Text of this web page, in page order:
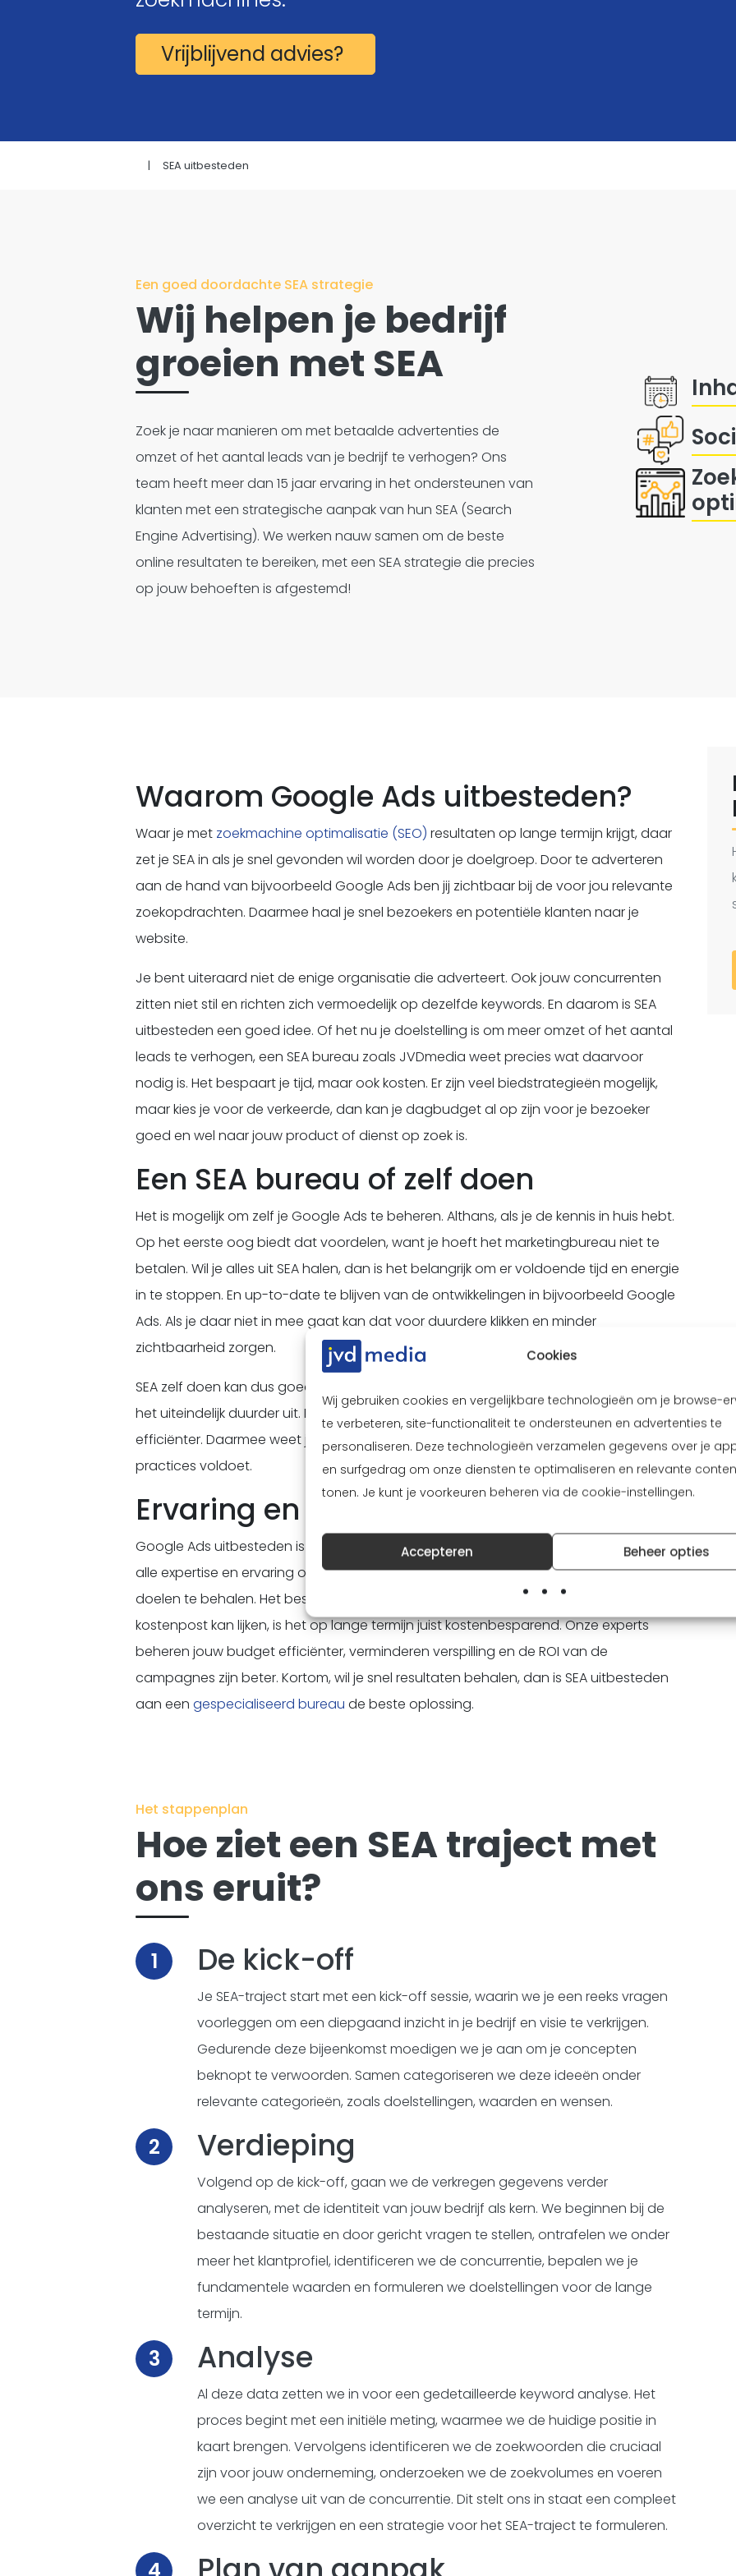
Cookies
Wij gebruiken cookies en vergelijkbare technologieën om je browse-
te verbeteren, site-functionaliteit te ondersteunen en advertenties te
personaliseren. Deze technologieën verzamelen gegevens over je
en surfgedrag om onze diensten te optimaliseren en relevante
tonen. Je kunt je voorkeuren beheren via de cookie-instellingen.
Accepteren Beheer opties
Vrijblijvend advies?
| SEA uitbesteden
Een goed doordachte SEA strategie
Wij helpen je bedrijf
groeien met SEA
Zoek je naar manieren om met betaalde advertenties de
omzet of het aantal leads van je bedrijf te verhogen? Ons
team heeft meer dan 15 jaar ervaring in het ondersteunen van
klanten met een strategische aanpak van hun SEA (Search
Engine Advertising). We werken nauw samen om de beste
online resultaten te bereiken, met een SEA strategie die precies
op jouw behoeften is afgestemd!
Waarom Google Ads uitbesteden?
Waar je met zoekmachine optimalisatie (SEO) resultaten op lange termijn krijgt, daar
zet je SEA in als je snel gevonden wil worden door je doelgroep. Door te adverteren
aan de hand van bijvoorbeeld Google Ads ben jij zichtbaar bij de voor jou relevante
zoekopdrachten. Daarmee haal je snel bezoekers en potentiële klanten naar je
website.
Je bent uiteraard niet de enige organisatie die adverteert. Ook jouw concurrenten
zitten niet stil en richten zich vermoedelijk op dezelfde keywords. En daarom is SEA
uitbesteden een goed idee. Of het nu je doelstelling is om meer omzet of het aantal
leads te verhogen, een SEA bureau zoals JVDmedia weet precies wat daarvoor
nodig is. Het bespaart je tijd, maar ook kosten. Er zijn veel biedstrategieën mogelijk,
maar kies je voor de verkeerde, dan kan je dagbudget al op zijn voor je bezoeker
goed en wel naar jouw product of dienst op zoek is.
Een SEA bureau of zelf doen
Het is mogelijk om zelf je Google Ads te beheren. Althans, als je de kennis in huis hebt.
Op het eerste oog biedt dat voordelen, want je hoeft het marketingbureau niet te
betalen. Wil je alles uit SEA halen, dan is het belangrijk om er voldoende tijd en energie
in te stoppen. En up-to-date te blijven van de ontwikkelingen in bijvoorbeeld Google
Ads. Als je daar niet in mee gaat kan dat voor duurdere klikken en minder
zichtbaarheid zorgen.
SEA zelf doen kan dus goedkoper lijken. Als je het niet op de juiste manier doet pakt
het uiteindelijk duurder uit. Een SEA campagne uitbesteden aan JVDmedia is daarom
efficiënter. Daarmee weet je dat je in control bent en te allen tijde aan de beste
practices voldoet.
Ervaring en expertise
Google Ads uitbesteden is dus een verstandige keuze. SEA bureau JVDmedia heeft
alle expertise en ervaring om jouw campagnes te laten slagen. En daarmee jouw
doelen te behalen. Het bespaart je tijd en hoewel het uitbesteden van SEA een extra
kostenpost kan lijken, is het op lange termijn juist kostenbesparend. Onze experts
beheren jouw budget efficiënter, verminderen verspilling en de ROI van de
campagnes zijn beter. Kortom, wil je snel resultaten behalen, dan is SEA uitbesteden
aan een gespecialiseerd bureau de beste oplossing.
Het stappenplan
Hoe ziet een SEA traject met
ons eruit?
1 De kick-off
Je SEA-traject start met een kick-off sessie, waarin we je een reeks vragen
voorleggen om een diepgaand inzicht in je bedrijf en visie te verkrijgen.
Gedurende deze bijeenkomst moedigen we je aan om je concepten
beknopt te verwoorden. Samen categoriseren we deze ideeën onder
relevante categorieën, zoals doelstellingen, waarden en wensen.
2 Verdieping
Volgend op de kick-off, gaan we de verkregen gegevens verder
analyseren, met de identiteit van jouw bedrijf als kern. We beginnen bij de
bestaande situatie en door gericht vragen te stellen, ontrafelen we onder
meer het klantprofiel, identificeren we de concurrentie, bepalen we je
fundamentele waarden en formuleren we doelstellingen voor de lange
termijn.
3 Analyse
Al deze data zetten we in voor een gedetailleerde keyword analyse. Het
proces begint met een initiële meting, waarmee we de huidige positie in
kaart brengen. Vervolgens identificeren we de zoekwoorden die cruciaal
zijn voor jouw onderneming, onderzoeken we de zoekvolumes en voeren
we een analyse uit van de concurrentie. Dit stelt ons in staat een compleet
overzicht te verkrijgen en een strategie voor het SEA-traject te formuleren.
4